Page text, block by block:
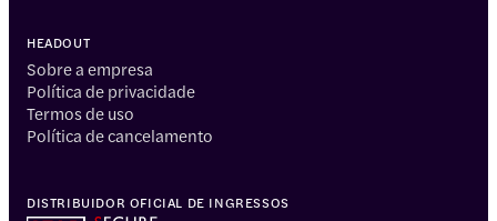
HEADOUT
Sobre a empresa
Política de privacidade
Termos de uso
Política de cancelamento
DISTRIBUIDOR OFICIAL DE INGRESSOS